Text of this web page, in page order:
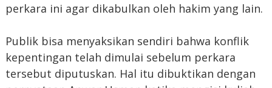
perkara ini agar dikabulkan oleh hakim yang lain.
Publik bisa menyaksikan sendiri bahwa konflik
kepentingan telah dimulai sebelum perkara
tersebut diputuskan. Hal itu dibuktikan dengan